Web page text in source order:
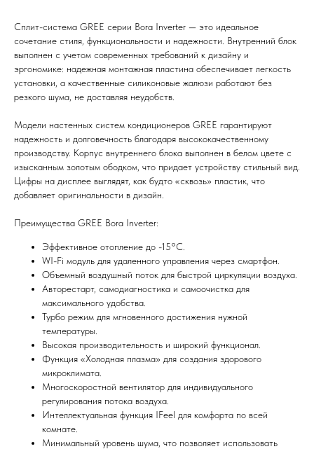
Сплит-система GREE серии Bora Inverter — это идеальное
сочетание стиля, функциональности и надежности. Внутренний блок
выполнен с учетом современных требований к дизайну и
эргономике: надежная монтажная пластина обеспечивает легкость
установки, а качественные силиконовые жалюзи работают без
резкого шума, не доставляя неудобств.
Модели настенных систем кондиционеров GREE гарантируют
надежность и долговечность благодаря высококачественному
производству. Корпус внутреннего блока выполнен в белом цвете с
изысканным золотым ободком, что придает устройству стильный вид.
Цифры на дисплее выглядят, как будто «сквозь» пластик, что
добавляет оригинальности в дизайн.
Преимущества GREE Bora Inverter:
Эффективное отопление до -15°C.
WI-Fi модуль для удаленного управления через смартфон.
Объемный воздушный поток для быстрой циркуляции воздуха.
Авторестарт, самодиагностика и самоочистка для
максимального удобства.
Турбо режим для мгновенного достижения нужной
температуры.
Высокая производительность и широкий функционал.
Функция «Холодная плазма» для создания здорового
микроклимата.
Многоскоростной вентилятор для индивидуального
регулирования потока воздуха.
Интеллектуальная функция IFeel для комфорта по всей
комнате.
Минимальный уровень шума, что позволяет использовать
Мы всегда рады вам помочь